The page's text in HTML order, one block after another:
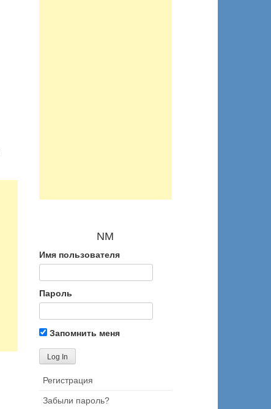
NM
Имя пользователя
Пароль
Запомнить меня
Регистрация
Забыли пароль?